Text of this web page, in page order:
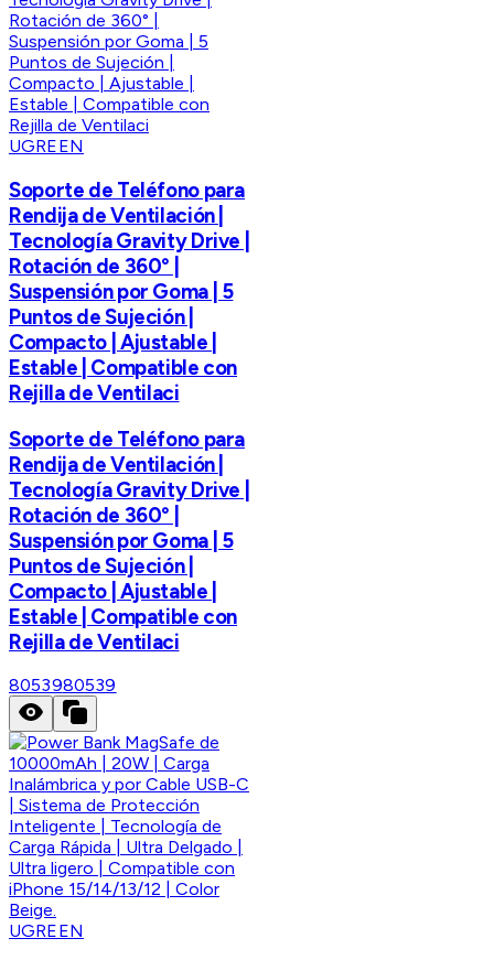
UGREEN
Soporte de Teléfono para
Rendija de Ventilación |
Tecnología Gravity Drive |
Rotación de 360° |
Suspensión por Goma | 5
Puntos de Sujeción |
Compacto | Ajustable |
Estable | Compatible con
Rejilla de Ventilaci
Soporte de Teléfono para
Rendija de Ventilación |
Tecnología Gravity Drive |
Rotación de 360° |
Suspensión por Goma | 5
Puntos de Sujeción |
Compacto | Ajustable |
Estable | Compatible con
Rejilla de Ventilaci
8053980539
UGREEN